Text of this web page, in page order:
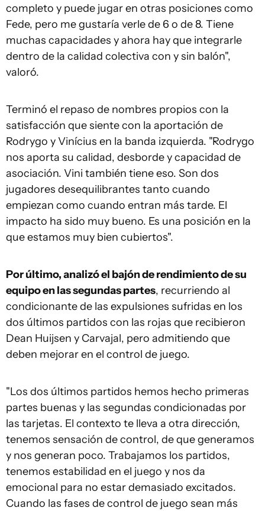
completo y puede jugar en otras posiciones como
Fede, pero me gustaría verle de 6 o de 8. Tiene
muchas capacidades y ahora hay que integrarle
dentro de la calidad colectiva con y sin balón",
valoró.
Terminó el repaso de nombres propios con la
satisfacción que siente con la aportación de
Rodrygo y Vinícius en la banda izquierda. "Rodrygo
nos aporta su calidad, desborde y capacidad de
asociación. Vini también tiene eso. Son dos
jugadores desequilibrantes tanto cuando
empiezan como cuando entran más tarde. El
impacto ha sido muy bueno. Es una posición en la
que estamos muy bien cubiertos".
Por último, analizó el bajón de rendimiento de su
equipo en las segundas partes, recurriendo al
condicionante de las expulsiones sufridas en los
dos últimos partidos con las rojas que recibieron
Dean Huijsen y Carvajal, pero admitiendo que
deben mejorar en el control de juego.
"Los dos últimos partidos hemos hecho primeras
partes buenas y las segundas condicionadas por
las tarjetas. El contexto te lleva a otra dirección,
tenemos sensación de control, de que generamos
y nos generan poco. Trabajamos los partidos,
tenemos estabilidad en el juego y nos da
emocional para no estar demasiado excitados.
Cuando las fases de control de juego sean más